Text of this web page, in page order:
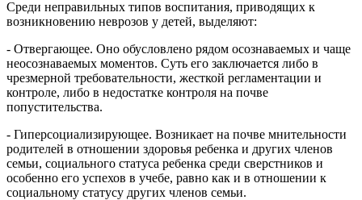
Среди неправильных типов воспитания, приводящих к
возникновению неврозов у детей, выделяют:
- Отвергающее. Оно обусловлено рядом осознаваемых и чаще
неосознаваемых моментов. Суть его заключается либо в
чрезмерной требовательности, жесткой регламентации и
контроле, либо в недостатке контроля на почве
попустительства.
- Гиперсоциализирующее. Возникает на почве мнительности
родителей в отношении здоровья ребенка и других членов
семьи, социального статуса ребенка среди сверстников и
особенно его успехов в учебе, равно как и в отношении к
социальному статусу других членов семьи.